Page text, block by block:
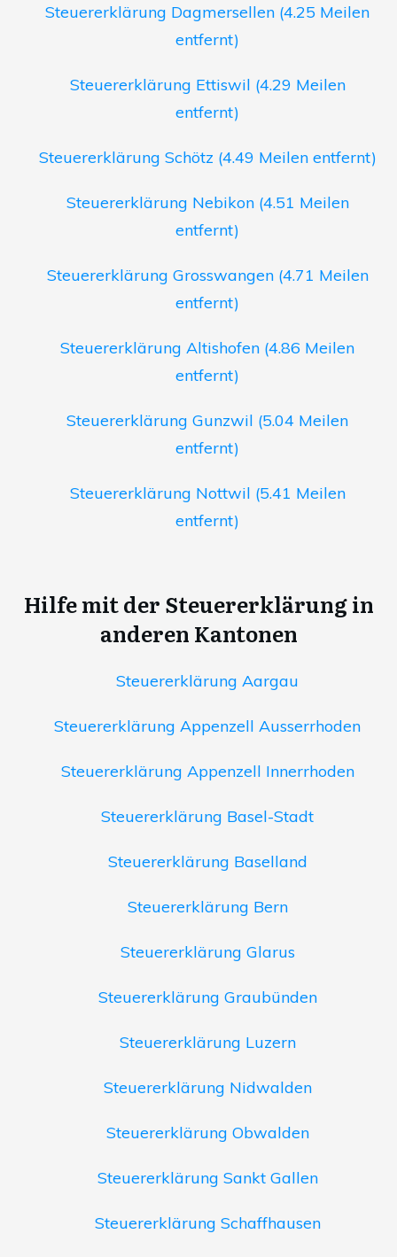
Steuererklärung Dagmersellen (4.25 Meilen
entfernt)
Steuererklärung Ettiswil (4.29 Meilen
entfernt)
Steuererklärung Schötz (4.49 Meilen entfernt)
Steuererklärung Nebikon (4.51 Meilen
entfernt)
Steuererklärung Grosswangen (4.71 Meilen
entfernt)
Steuererklärung Altishofen (4.86 Meilen
entfernt)
Steuererklärung Gunzwil (5.04 Meilen
entfernt)
Steuererklärung Nottwil (5.41 Meilen
entfernt)
Hilfe mit der Steuererklärung in
anderen Kantonen
Steuererklärung Aargau
Steuererklärung Appenzell Ausserrhoden
Steuererklärung Appenzell Innerrhoden
Steuererklärung Basel-Stadt
Steuererklärung Baselland
Steuererklärung Bern
Steuererklärung Glarus
Steuererklärung Graubünden
Steuererklärung Luzern
Steuererklärung Nidwalden
Steuererklärung Obwalden
Steuererklärung Sankt Gallen
Steuererklärung Schaffhausen